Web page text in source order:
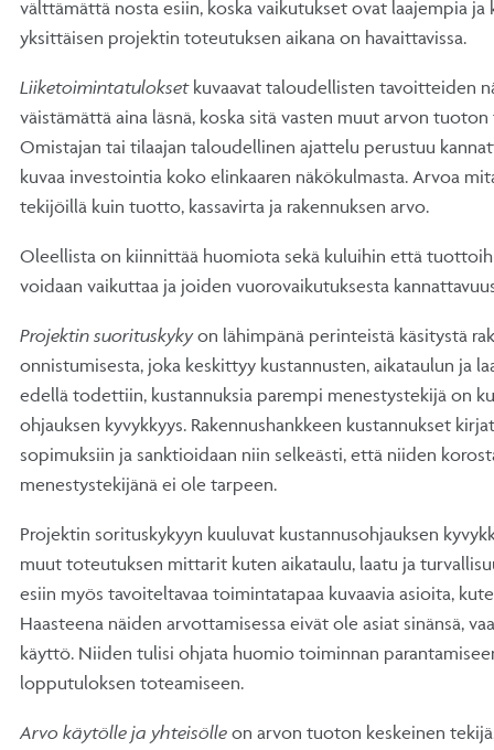
välttämättä nosta esiin, koska vaikutukset ovat laajempia ja
yksittäisen projektin toteutuksen aikana on havaittavissa.
Liiketoimintatulokset kuvaavat taloudellisten tavoitteiden
väistämättä aina läsnä, koska sitä vasten muut arvon
Omistajan tai tilaajan taloudellinen ajattelu perustuu
kuvaa investointia koko elinkaaren näkökulmasta. Arvoa
tekijöillä kuin tuotto, kassavirta ja rakennuksen arvo.
Oleellista on kiinnittää huomiota sekä kuluihin että
voidaan vaikuttaa ja joiden vuorovaikutuksesta
Projektin suorituskykyon lähimpänä perinteistä käsitystä
onnistumisesta, joka keskittyy kustannusten, aikataulun ja
edellä todettiin, kustannuksia parempi menestystekijä on
ohjauksen kyvykkyys. Rakennushankkeen kustannukset
sopimuksiin ja sanktioidaan niin selkeästi, että niiden
menestystekijänä ei ole tarpeen.
Projektin sorituskykyyn kuuluvat kustannusohjauksen
muut toteutuksen mittarit kuten aikataulu, laatu ja
esiin myös tavoiteltavaa toimintatapaa kuvaavia asioita,
Haasteena näiden arvottamisessa eivät ole asiat sinänsä,
käyttö. Niiden tulisi ohjata huomio toiminnan
lopputuloksen toteamiseen.
Arvo käytölle ja yhteisölle on arvon tuoton keskeinen